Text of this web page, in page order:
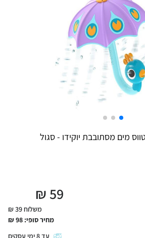
מים מסתובבת יוקידו - סגול
59
₪
משלוח 39 ₪
מחיר סופי: 98
₪
עד8ימי עסקים